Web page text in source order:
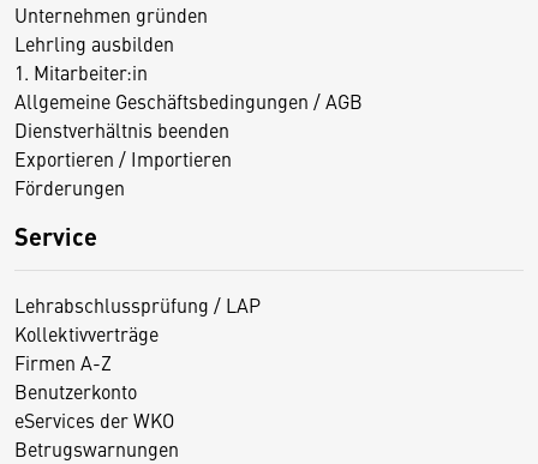
Unternehmen gründen
Lehrling ausbilden
1. Mitarbeiter:in
Allgemeine Geschäftsbedingungen / AGB
Dienstverhältnis beenden
Exportieren / Importieren
Förderungen
Service
Lehrabschlussprüfung / LAP
Kollektivverträge
Firmen A-Z
Benutzerkonto
eServices der WKO
Betrugswarnungen